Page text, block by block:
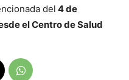
del 4 de
el Centro de Salud